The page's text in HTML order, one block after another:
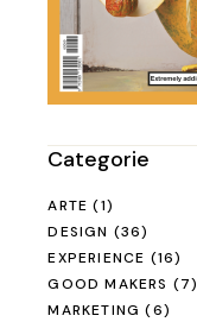
Categorie
ARTE (1)
DESIGN (36)
EXPERIENCE (16)
GOOD MAKERS (7)
MARKETING (6)